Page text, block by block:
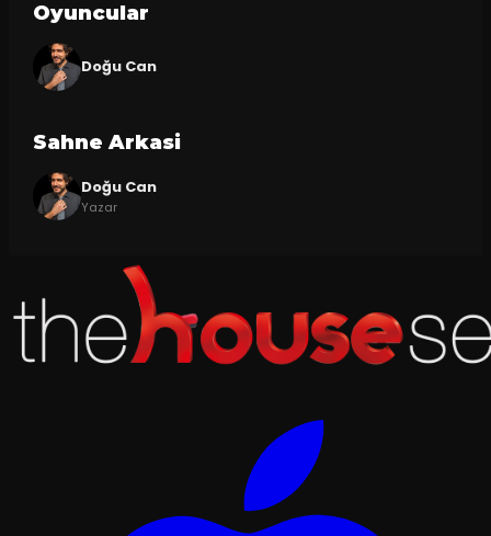
Oyuncular
Doğu Can
Sahne Arkasi
Doğu Can
Yazar